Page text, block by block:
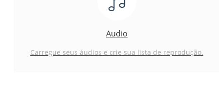
Audio
Carregue seus áudios e crie sua lista de reprodução.